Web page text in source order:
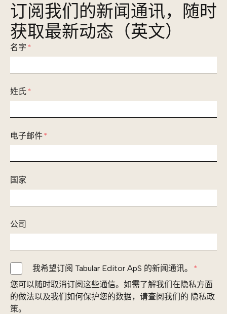
订阅我们的新闻通讯，随时
获取最新动态（英文）
名字 *
姓氏*
电子邮件*
国家
公司
我希望订阅 Tabular Editor ApS 的新闻通讯。
*
您可以随时取消订阅这些通信。如需了解我们在隐私方面
的做法以及我们如何保护您的数据，请查阅我们的 隐私政
策。